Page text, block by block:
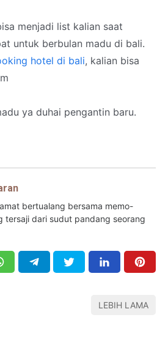
menjadi list kalian saat
untuk berbulan madu di bali.
hotel di bali, kalian bisa
ya duhai pengantin baru.
bertualang bersama memo-
tersaji dari sudut pandang seorang
LEBIH LAMA